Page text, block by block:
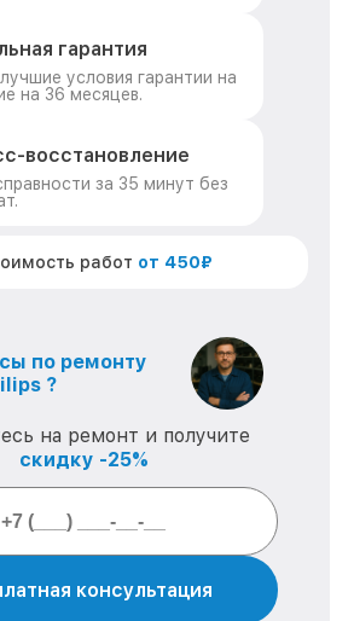
гарантия
условия гарантии на
на 36 месяцев.
восстановление
за 35 минут без
работ от 450₽
по ремонту
?
на ремонт и получите
скидку -25%
консультация